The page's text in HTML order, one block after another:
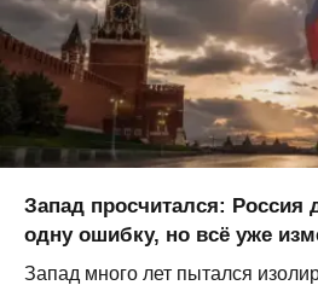
Запад просчитался: Россия
одну ошибку, но всё уже
Запад много лет пытался